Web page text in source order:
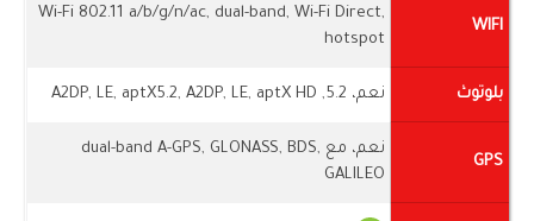
WIFI
Wi-Fi 802.11 a/b/g/n/ac, dual-band, Wi-Fi Direct,
hotspot
بلوتوث نعم، 5.2, A2DP, LE, aptX5.2, A2DP, LE, aptX HD
GPS
نعم، مع dual-band A-GPS, GLONASS, BDS,
GALILEO